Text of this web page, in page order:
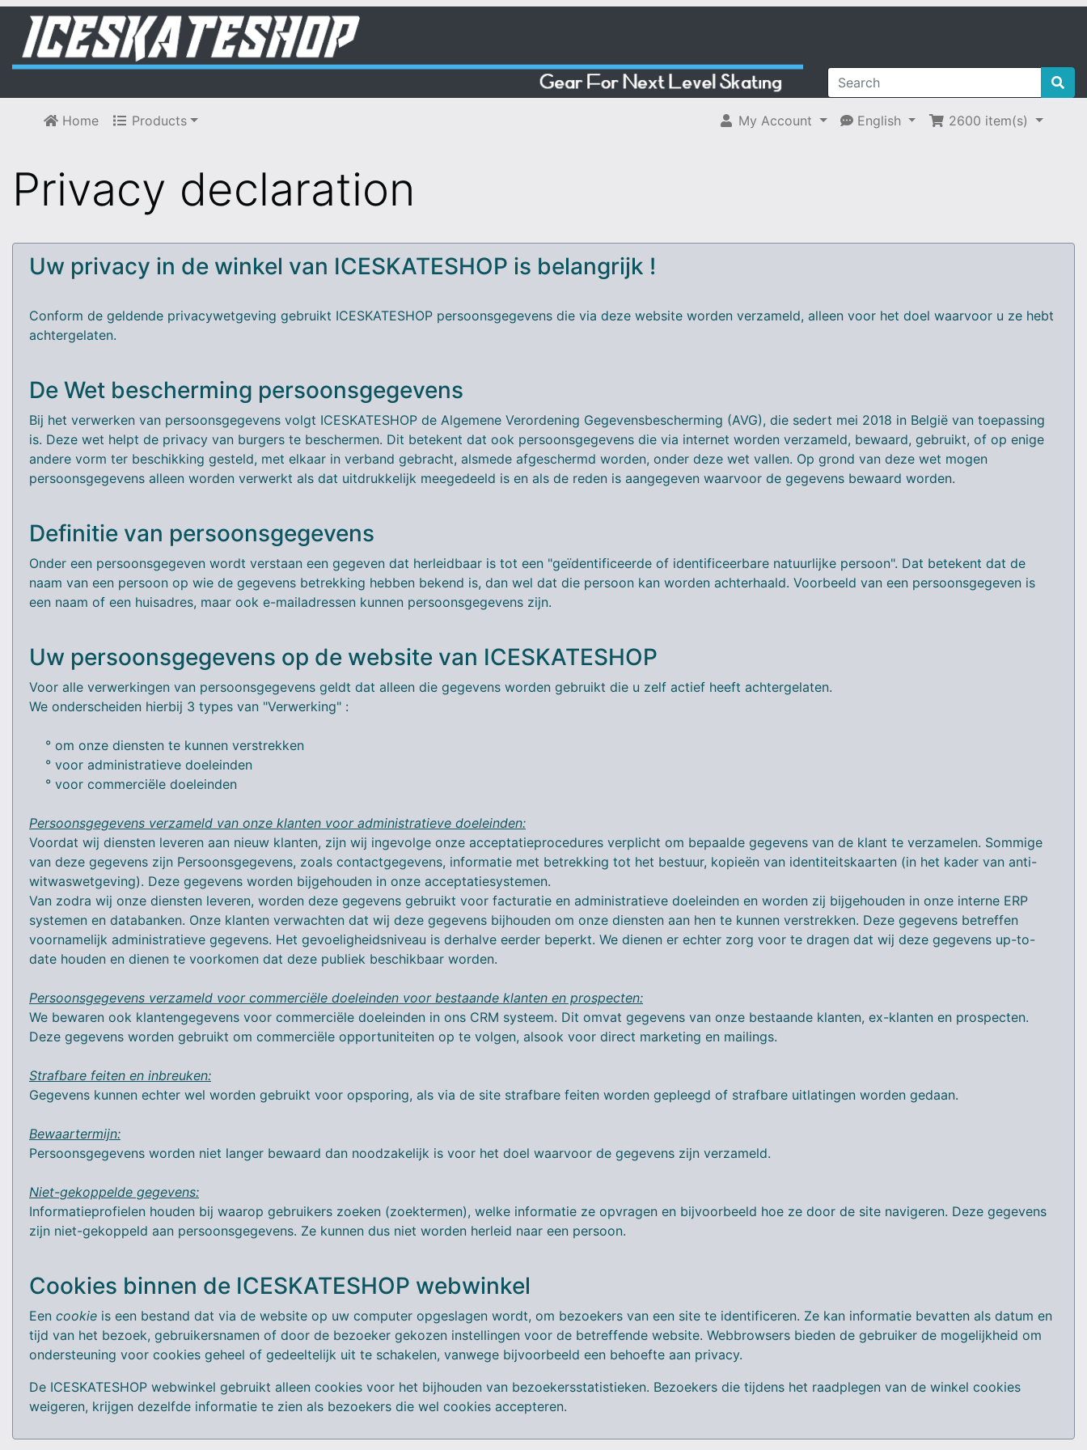
Home Products My Account English 2600 item(s)
Privacy declaration
Uw privacy in de winkel van ICESKATESHOP is belangrijk !
Conform de geldende privacywetgeving gebruikt ICESKATESHOP persoonsgegevens die via deze website worden verzameld, alleen voor het doel waarvoor u ze hebt
achtergelaten.
De Wet bescherming persoonsgegevens
Bij het verwerken van persoonsgegevens volgt ICESKATESHOP de Algemene Verordening Gegevensbescherming (AVG), die sedert mei 2018 in België van toepassing
is. Deze wet helpt de privacy van burgers te beschermen. Dit betekent dat ook persoonsgegevens die via internet worden verzameld, bewaard, gebruikt, of op enige
andere vorm ter beschikking gesteld, met elkaar in verband gebracht, alsmede afgeschermd worden, onder deze wet vallen. Op grond van deze wet mogen
persoonsgegevens alleen worden verwerkt als dat uitdrukkelijk meegedeeld is en als de reden is aangegeven waarvoor de gegevens bewaard worden.
Definitie van persoonsgegevens
Onder een persoonsgegeven wordt verstaan een gegeven dat herleidbaar is tot een "geïdentificeerde of identificeerbare natuurlijke persoon". Dat betekent dat de
naam van een persoon op wie de gegevens betrekking hebben bekend is, dan wel dat die persoon kan worden achterhaald. Voorbeeld van een persoonsgegeven is
een naam of een huisadres, maar ook e-mailadressen kunnen persoonsgegevens zijn.
Uw persoonsgegevens op de website van ICESKATESHOP
Voor alle verwerkingen van persoonsgegevens geldt dat alleen die gegevens worden gebruikt die u zelf actief heeft achtergelaten.
We onderscheiden hierbij 3 types van "Verwerking" :
° om onze diensten te kunnen verstrekken
° voor administratieve doeleinden
° voor commerciële doeleinden
Persoonsgegevens verzameld van onze klanten voor administratieve doeleinden:
Voordat wij diensten leveren aan nieuw klanten, zijn wij ingevolge onze acceptatieprocedures verplicht om bepaalde gegevens van de klant te verzamelen. Sommige
van deze gegevens zijn Persoonsgegevens, zoals contactgegevens, informatie met betrekking tot het bestuur, kopieën van identiteitskaarten (in het kader van anti-
witwaswetgeving). Deze gegevens worden bijgehouden in onze acceptatiesystemen.
Van zodra wij onze diensten leveren, worden deze gegevens gebruikt voor facturatie en administratieve doeleinden en worden zij bijgehouden in onze interne ERP
systemen en databanken. Onze klanten verwachten dat wij deze gegevens bijhouden om onze diensten aan hen te kunnen verstrekken. Deze gegevens betreffen
voornamelijk administratieve gegevens. Het gevoeligheidsniveau is derhalve eerder beperkt. We dienen er echter zorg voor te dragen dat wij deze gegevens up-to-
date houden en dienen te voorkomen dat deze publiek beschikbaar worden.
Persoonsgegevens verzameld voor commerciële doeleinden voor bestaande klanten en prospecten:
We bewaren ook klantengegevens voor commerciële doeleinden in ons CRM systeem. Dit omvat gegevens van onze bestaande klanten, ex-klanten en prospecten.
Deze gegevens worden gebruikt om commerciële opportuniteiten op te volgen, alsook voor direct marketing en mailings.
Strafbare feiten en inbreuken:
Gegevens kunnen echter wel worden gebruikt voor opsporing, als via de site strafbare feiten worden gepleegd of strafbare uitlatingen worden gedaan.
Bewaartermijn:
Persoonsgegevens worden niet langer bewaard dan noodzakelijk is voor het doel waarvoor de gegevens zijn verzameld.
Niet-gekoppelde gegevens:
Informatieprofielen houden bij waarop gebruikers zoeken (zoektermen), welke informatie ze opvragen en bijvoorbeeld hoe ze door de site navigeren. Deze gegevens
zijn niet-gekoppeld aan persoonsgegevens. Ze kunnen dus niet worden herleid naar een persoon.
Cookies binnen de ICESKATESHOP webwinkel
Een cookie is een bestand dat via de website op uw computer opgeslagen wordt, om bezoekers van een site te identificeren. Ze kan informatie bevatten als datum en
tijd van het bezoek, gebruikersnamen of door de bezoeker gekozen instellingen voor de betreffende website. Webbrowsers bieden de gebruiker de mogelijkheid om
ondersteuning voor cookies geheel of gedeeltelijk uit te schakelen, vanwege bijvoorbeeld een behoefte aan privacy.
De ICESKATESHOP webwinkel gebruikt alleen cookies voor het bijhouden van bezoekersstatistieken. Bezoekers die tijdens het raadplegen van de winkel cookies
weigeren, krijgen dezelfde informatie te zien als bezoekers die wel cookies accepteren.